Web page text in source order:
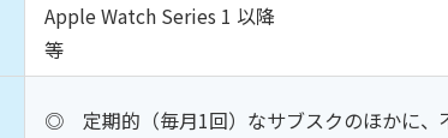
Apple Watch Series 1 以降
等
◎ 定期的（毎月1回）なサブスクのほかに、